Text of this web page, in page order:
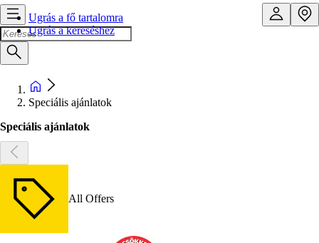
Ugrás a fő tartalomra
Ugrás a kereséshez
Speciális ajánlatok
Speciális ajánlatok
All Offers